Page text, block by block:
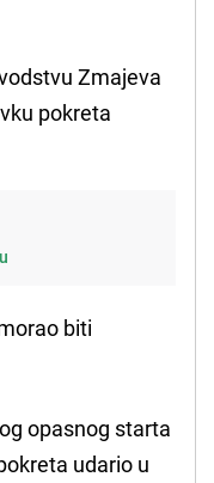
Zmajeva
pokreta
biti
opasnog starta
udario u